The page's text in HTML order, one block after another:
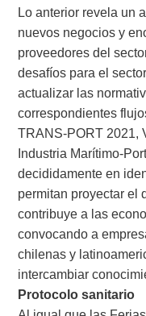
Lo anterior revela un
nuevos negocios y
proveedores del
desafíos para el
actualizar las
correspondientes
TRANS-PORT 2021,
Industria Marítimo-
decididamente en
permitan proyectar el
contribuye a las
convocando a
chilenas y
intercambiar
Protocolo sanitario